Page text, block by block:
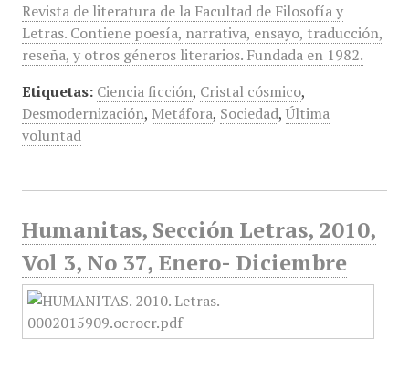
Revista de literatura de la Facultad de Filosofía y
Letras. Contiene poesía, narrativa, ensayo, traducción,
reseña, y otros géneros literarios. Fundada en 1982.
Etiquetas: Ciencia ficción, Cristal cósmico,
Desmodernización, Metáfora, Sociedad, Última
voluntad
Humanitas, Sección Letras, 2010,
Vol 3, No 37, Enero- Diciembre